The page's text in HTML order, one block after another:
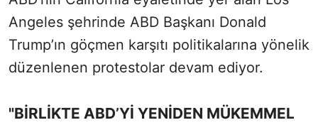
Angeles şehrinde ABD Başkanı Donald
Trump’ın göçmen karşıtı politikalarına yönelik
düzenlenen protestolar devam ediyor.
"BİRLİKTE ABD’Yİ YENİDEN MÜKEMMEL